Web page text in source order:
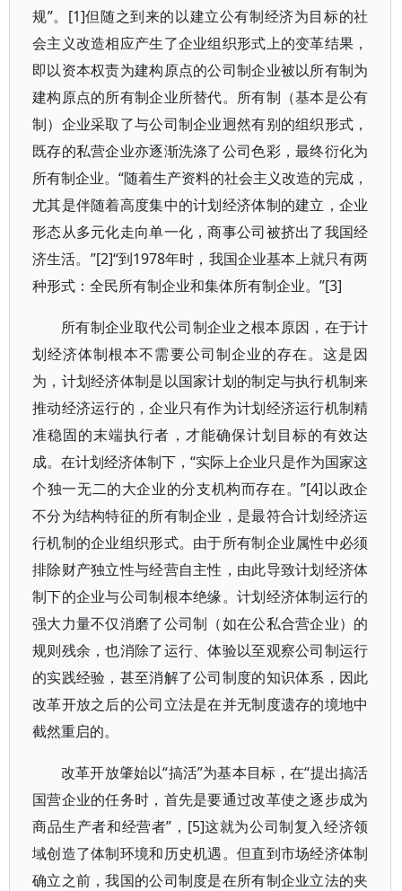
规”。[1]但随之到来的以建立公有制经济为目标的社
会主义改造相应产生了企业组织形式上的变革结果，
即以资本权责为建构原点的公司制企业被以所有制为
建构原点的所有制企业所替代。所有制（基本是公有
制）企业采取了与公司制企业迥然有别的组织形式，
既存的私营企业亦逐渐洗涤了公司色彩，最终衍化为
所有制企业。“随着生产资料的社会主义改造的完成，
尤其是伴随着高度集中的计划经济体制的建立，企业
形态从多元化走向单一化，商事公司被挤出了我国经
济生活。”[2]“到1978年时，我国企业基本上就只有两
种形式：全民所有制企业和集体所有制企业。”[3]
所有制企业取代公司制企业之根本原因，在于计
划经济体制根本不需要公司制企业的存在。这是因
为，计划经济体制是以国家计划的制定与执行机制来
推动经济运行的，企业只有作为计划经济运行机制精
准稳固的末端执行者，才能确保计划目标的有效达
成。在计划经济体制下，“实际上企业只是作为国家这
个独一无二的大企业的分支机构而存在。”[4]以政企
不分为结构特征的所有制企业，是最符合计划经济运
行机制的企业组织形式。由于所有制企业属性中必须
排除财产独立性与经营自主性，由此导致计划经济体
制下的企业与公司制根本绝缘。计划经济体制运行的
强大力量不仅消磨了公司制（如在公私合营企业）的
规则残余，也消除了运行、体验以至观察公司制运行
的实践经验，甚至消解了公司制度的知识体系，因此
改革开放之后的公司立法是在并无制度遗存的境地中
截然重启的。
改革开放肇始以“搞活”为基本目标，在“提出搞活
国营企业的任务时，首先是要通过改革使之逐步成为
商品生产者和经营者”，[5]这就为公司制复入经济领
域创造了体制环境和历史机遇。但直到市场经济体制
确立之前，我国的公司制度是在所有制企业立法的夹